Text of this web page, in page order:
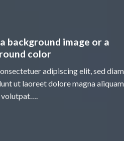
background image or a
color
adipiscing elit, sed diam
ut laoreet dolore magna aliquam
volutpat….